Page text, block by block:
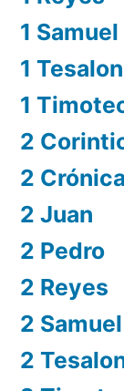
1 Samuel
1
1
2
2
2 Juan
2 Pedro
2 Reyes
2 Samuel
2